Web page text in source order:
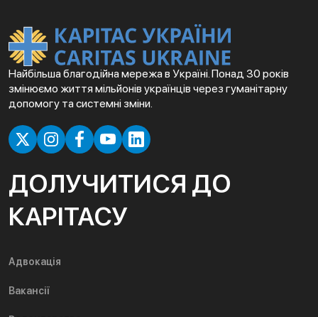
Найбільша благодійна мережа в Україні. Понад 30 років
змінюємо життя мільйонів українців через гуманітарну
допомогу та системні зміни.
ДОЛУЧИТИСЯ ДО
КАРІТАСУ
Адвокація
Вакансії